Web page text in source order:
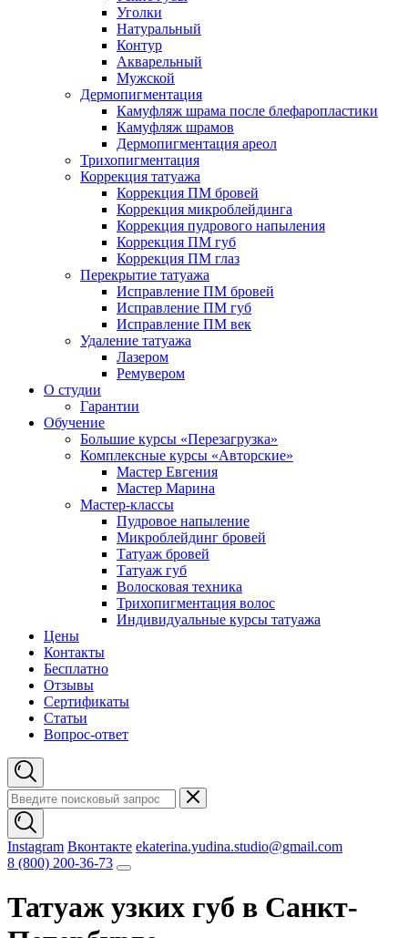
Уголки
Натуральный
Контур
Акварельный
Мужской
Дермопигментация
Камуфляж шрама после блефаропластики
Камуфляж шрамов
Дермопигментация ареол
Трихопигментация
Коррекция татуажа
Коррекция ПМ бровей
Коррекция микроблейдинга
Коррекция пудрового напыления
Коррекция ПМ губ
Коррекция ПМ глаз
Перекрытие татуажа
Исправление ПМ бровей
Исправление ПМ губ
Исправление ПМ век
Удаление татуажа
Лазером
Ремувером
О студии
Гарантии
Обучение
Большие курсы «Перезагрузка»
Комплексные курсы «Авторские»
Мастер Евгения
Мастер Марина
Мастер-классы
Пудровое напыление
Микроблейдинг бровей
Татуаж бровей
Татуаж губ
Волосковая техника
Трихопигментация волос
Индивидуальные курсы татуажа
Цены
Контакты
Бесплатно
Отзывы
Сертификаты
Статьи
Вопрос-ответ
Instagram Вконтакте ekaterina.yudina.studio@gmail.com
8 (800) 200-36-73
Татуаж узких губ в Санкт-